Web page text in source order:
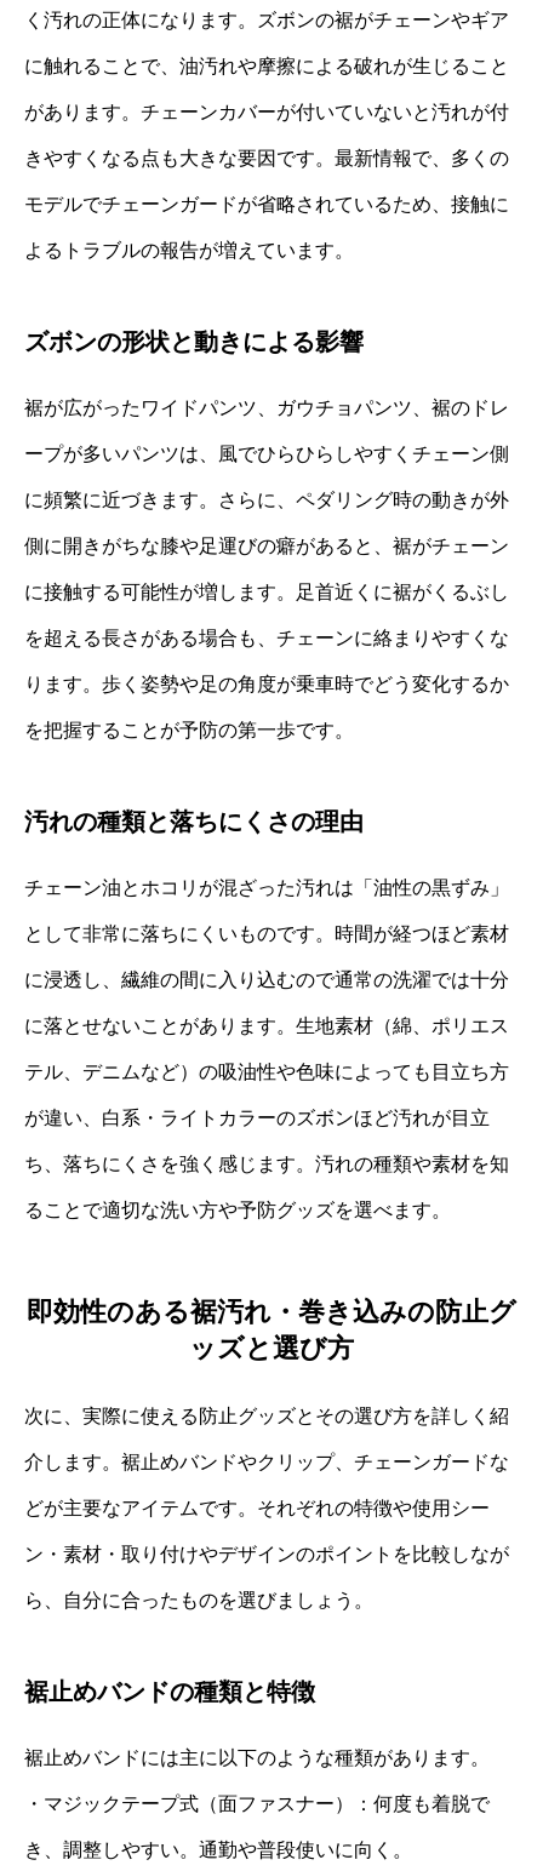
く汚れの正体になります。ズボンの裾がチェーンやギア
に触れることで、油汚れや摩擦による破れが生じること
があります。チェーンカバーが付いていないと汚れが付
きやすくなる点も大きな要因です。最新情報で、多くの
モデルでチェーンガードが省略されているため、接触に
よるトラブルの報告が増えています。
ズボンの形状と動きによる影響
裾が広がったワイドパンツ、ガウチョパンツ、裾のドレ
ープが多いパンツは、風でひらひらしやすくチェーン側
に頻繁に近づきます。さらに、ペダリング時の動きが外
側に開きがちな膝や足運びの癖があると、裾がチェーン
に接触する可能性が増します。足首近くに裾がくるぶし
を超える長さがある場合も、チェーンに絡まりやすくな
ります。歩く姿勢や足の角度が乗車時でどう変化するか
を把握することが予防の第一歩です。
汚れの種類と落ちにくさの理由
チェーン油とホコリが混ざった汚れは「油性の黒ずみ」
として非常に落ちにくいものです。時間が経つほど素材
に浸透し、繊維の間に入り込むので通常の洗濯では十分
に落とせないことがあります。生地素材（綿、ポリエス
テル、デニムなど）の吸油性や色味によっても目立ち方
が違い、白系・ライトカラーのズボンほど汚れが目立
ち、落ちにくさを強く感じます。汚れの種類や素材を知
ることで適切な洗い方や予防グッズを選べます。
即効性のある裾汚れ・巻き込みの防止グ
ッズと選び方
次に、実際に使える防止グッズとその選び方を詳しく紹
介します。裾止めバンドやクリップ、チェーンガードな
どが主要なアイテムです。それぞれの特徴や使用シー
ン・素材・取り付けやデザインのポイントを比較しなが
ら、自分に合ったものを選びましょう。
裾止めバンドの種類と特徴
裾止めバンドには主に以下のような種類があります。
・マジックテープ式（面ファスナー）：何度も着脱で
き、調整しやすい。通勤や普段使いに向く。